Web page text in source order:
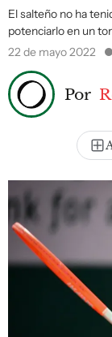
El salteño no ha
potenciarlo en un
22 de mayo 2022
Por